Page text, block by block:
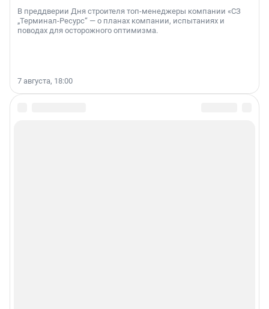
В преддверии Дня строителя топ-менеджеры компании «СЗ
„Терминал-Ресурс“ — о планах компании, испытаниях и
поводах для осторожного оптимизма.
7 августа, 18:00